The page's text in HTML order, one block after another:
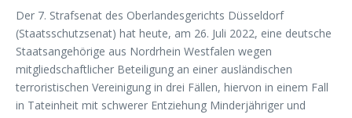
Der 7. Strafsenat des Oberlandesgerichts Düsseldorf
(Staatsschutzsenat) hat heute, am 26. Juli 2022, eine deutsche
Staatsangehörige aus Nordrhein Westfalen wegen
mitgliedschaftlicher Beteiligung an einer ausländischen
terroristischen Vereinigung in drei Fällen, hiervon in einem Fall
in Tateinheit mit schwerer Entziehung Minderjähriger und